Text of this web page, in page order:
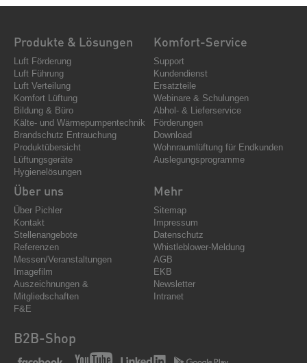
Produkte & Lösungen
Luft Förderung
Luft Führung
Luft Verteilung
Komfort Lüftung
Bildung & Büro
Kälte- und Wärmepumpentechnik
Brandschutz Entrauchung
Produktübersicht
Lüftungsgeräte
Hygienelösungen
Komfort-Service
Support
Kundendienst
Ersatzteile
Webinare & Schulungen
Abhol- & Lieferservice
Förderungen
Download
Wohnraumlüftung für Endkunden
Auslegungsprogramme
Über uns
Über Pichler
Kontakt
Stellenangebote
Referenzen
Messen/Veranstaltungen
Imagefilm
Auszeichnungen &
Mitgliedschaften
F&E
Mehr
Sitemap
Impressum
Datenschutz
Whistleblower-Meldung
AGB
EKB
Newsletter
Intranet
B2B-Shop